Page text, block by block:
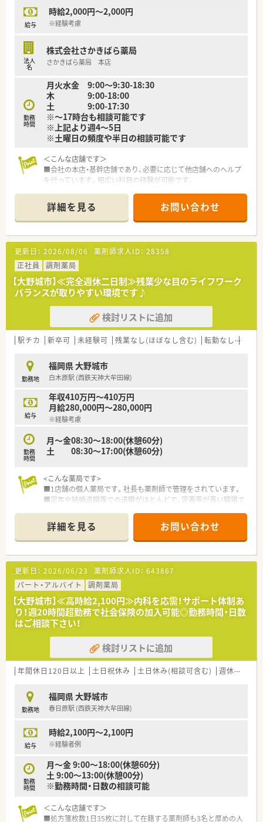
給与
時給2,000円～2,000円
※経験考慮
法人
名
株式会社さかきばら薬局
さかきばら薬局 本店
勤務
時間
月火水金 9:00～9:30-18:30
木 9:00-18:00
土 9:00-17:30
※～17時台も相談可能です
※上記より週4～5日
※土曜日の頻度や半日の相談可能です
＜こんな店舗です＞
■会社の本店・基幹店舗であり、必要に応じて他店舗へのヘルプ
を行っています。幅広い科目の経験が可能です。
■外来だけでなく、個人在宅も行っています。
■投薬口は仕切りが設置され、じっくり話せるよう患者様も椅子
に座ってお話が出来る環境です。
■徒歩圏内にスーパー、コンビニもあり便利な環境です。
＜こんな薬局です＞
■福岡県大野城市近郊に6店舗以上展開しております。
■昭和61年に開業して以来35年以上の地域に根付いた薬局グル
ープです。
■コロナ前はボーリング、カラオケ大会など社内交流があり、現
在は社長の感謝の気持ちで正月に豪華な弁当支給などを行われ
■新卒採用も行っており、学生の実習受け入れを実施しておりま
すので研修に関しても自信があります。
<ワークライフバランスを推進>
■男性薬剤師も多く、ヘルプ体制も充実している為、必要なお休
みも取りやすいです。
■原則完全週休二日制で祝日が多い月でも公休が減ることはご
ざいません。
<チャレンジできる環境>
■本人が望めば早い段階での管理薬剤師業務やマネジメント業
務など社長と近い環境で色々学ぶことができます。
詳細を見る お問い合わせ
更新日： 2026/08/06 薬剤師求人ID： 28358
正社員
調剤薬局
【大野城市】≪完全週休二日制≫残業少な目のライフワーク
バランスが取りやすい環境です♪
検討リストに追加
駅チカ 新卒可 未経験可 残業なし(ほぼなし含む) 転勤なし
勤務地
福岡県 大野城市
白木原駅 (西鉄天神大牟田線)
給与
年収410万円～410万円
月給280,000円～280,000円
※経験考慮
勤務
時間
月～金08:30～18:00(休憩60分)
土 08:30～17:00(休憩60分)
<こんな薬局です>
■1店舗の個人薬局です。社長も薬剤師で管理をされています。
■定年や結婚退職等での退職がほとんどで、定着率が高い職場で
■薬局周辺にはドラッグストアやコンビニ、ファミレス、銀行な
ど周辺環境が充実しています。
■季節に合わせた飾りや花などがある綺麗な薬局です。
<店舗情報>
■コアタイムは10:00～16:00ですが休憩は交代でしっかり取れ
ます。
■事務の方も補助に回るため業務負担は少ないです。
■木、金に個人在宅がございます。
詳細を見る お問い合わせ
更新日： 2026/06/23 薬剤師求人ID： 643867
パート・アルバイト
調剤薬局
【大野城市】≪高時給2,100円≫内科を応需！サポート体制あ
り！週20時間超勤務で社会保険の加入可能◎勤務時間・日数
はご相談下さい！
検討リストに追加
年間休日120日以上 土日祝休み 土日休み(相談可含む) 週休2.5日以上
勤務地
福岡県 大野城市
春日原駅 (西鉄天神大牟田線)
給与
時給2,100円～2,100円
※経験者例
勤務
時間
月～金 9:00～18:00(休憩60分)
土 9:00～13:00(休憩00分)
※勤務時間・日数の相談可能
＜こんな店舗です＞
■処方箋枚数1日35枚に対して在籍する薬剤師も3名と厚めの人